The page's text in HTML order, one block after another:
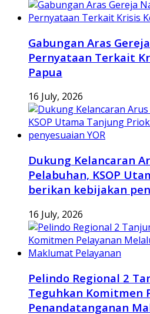
Gabungan Aras
Pernyataan Terkait
Papua
16 July, 2026
Dukung Kelancaran
Pelabuhan, KSOP
berikan kebijakan
16 July, 2026
Pelindo Regional 2
Teguhkan Komitmen
Penandatanganan